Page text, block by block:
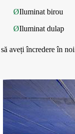
ØIluminat birou
ØIluminat dulap
aveți încredere în